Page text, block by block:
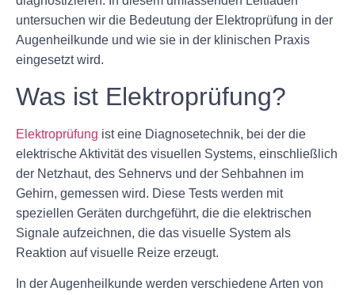
untersuchen wir die Bedeutung der Elektroprüfung in der
Augenheilkunde und wie sie in der klinischen Praxis
eingesetzt wird.
Was ist Elektroprüfung?
Elektroprüfung ist eine Diagnosetechnik, bei der die
elektrische Aktivität des visuellen Systems, einschließlich
der Netzhaut, des Sehnervs und der Sehbahnen im
Gehirn, gemessen wird. Diese Tests werden mit
speziellen Geräten durchgeführt, die die elektrischen
Signale aufzeichnen, die das visuelle System als
Reaktion auf visuelle Reize erzeugt.
In der Augenheilkunde werden verschiedene Arten von